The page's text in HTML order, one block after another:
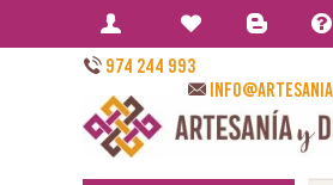
974 244 993